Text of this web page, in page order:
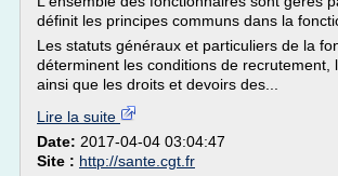
définit les principes communs dans la
Les statuts généraux et particuliers de la
déterminent les conditions de recrutement,
ainsi que les droits et devoirs des...
Lire la suite
Date: 2017-04-04 03:04:47
Site : http://sante.cgt.fr